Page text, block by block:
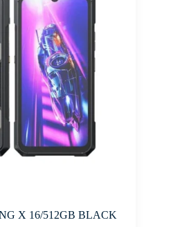
X 16/512GB BLACK